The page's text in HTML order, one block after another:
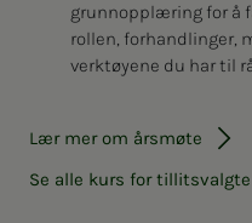
grunnopplæring for å
rollen, forhandlinger,
verktøyene du har til
Lær mer om årsmøte
Se alle kurs for tillitsvalgte